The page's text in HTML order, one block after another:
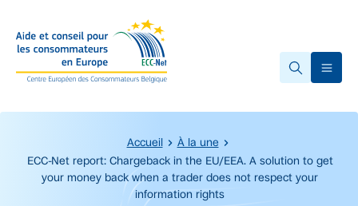
Accueil
À la une
ECC-Net report: Chargeback in the EU/EEA. A solution to get
your money back when a trader does not respect your
information rights